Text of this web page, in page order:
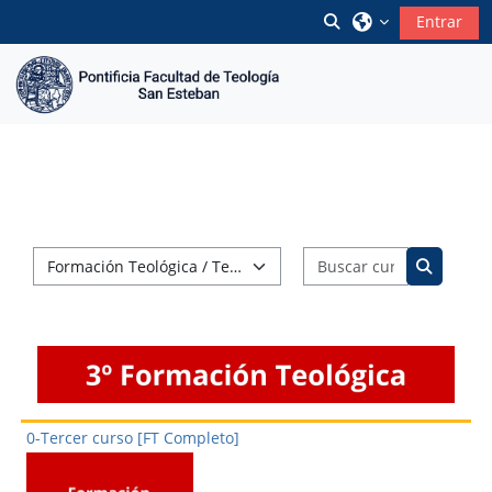
Selector deEntrar
Categorías
Buscar
Buscar
0-Tercer curso [FT Completo]